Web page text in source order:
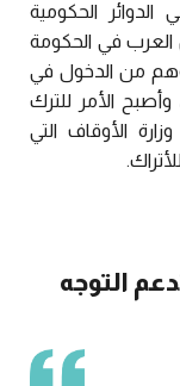
الحكومية
العرب في الحكومة
من الدخول في
وأصبح الأمر للترك
الأوقاف التي
التوجه